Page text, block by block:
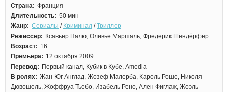
Страна: Франция
Длительность: 50 мин
Жанр: Сериалы / Криминал /Триллер
Режиссер: Ксавьер Палю, Оливье Маршаль, Фредерик Шёндёрфер
Возраст: 16+
Премьера: 12 октября 2009
Перевод: Первый канал, Кубик в Кубе, Amedia
В ролях: Жан-Юг Англад, Жозеф Малерба, Кароль Роше, Николя
Дювошель, Жоффруа Тьебо, Изабель Рено, Ален Фиглаж, Жоэль